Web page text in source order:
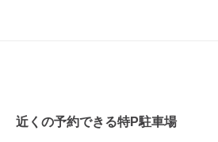
8月17日 (月)
近くの予約できる特P駐車場